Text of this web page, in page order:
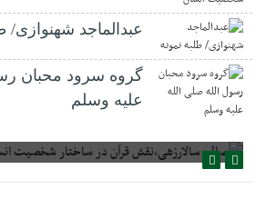
عبدالماجد شهنوازی/
گروه سرود محبان
علیه وسلم
صالح سالارزهی،‌نقش قرآن در ساختار شخصیت